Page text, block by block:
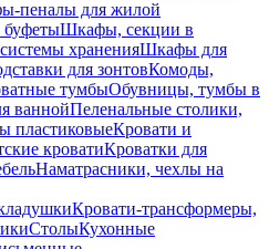
пеналы для жилой
Шкафы, секции в
храненияШкафы для
для зонтовКомоды,
тумбыОбувницы, тумбы в
ваннойПеленальные столики,
пластиковыеКровати и
кроватиКроватки для
Наматрасники, чехлы на
Кровати-трансформеры,
СтолыКухонные